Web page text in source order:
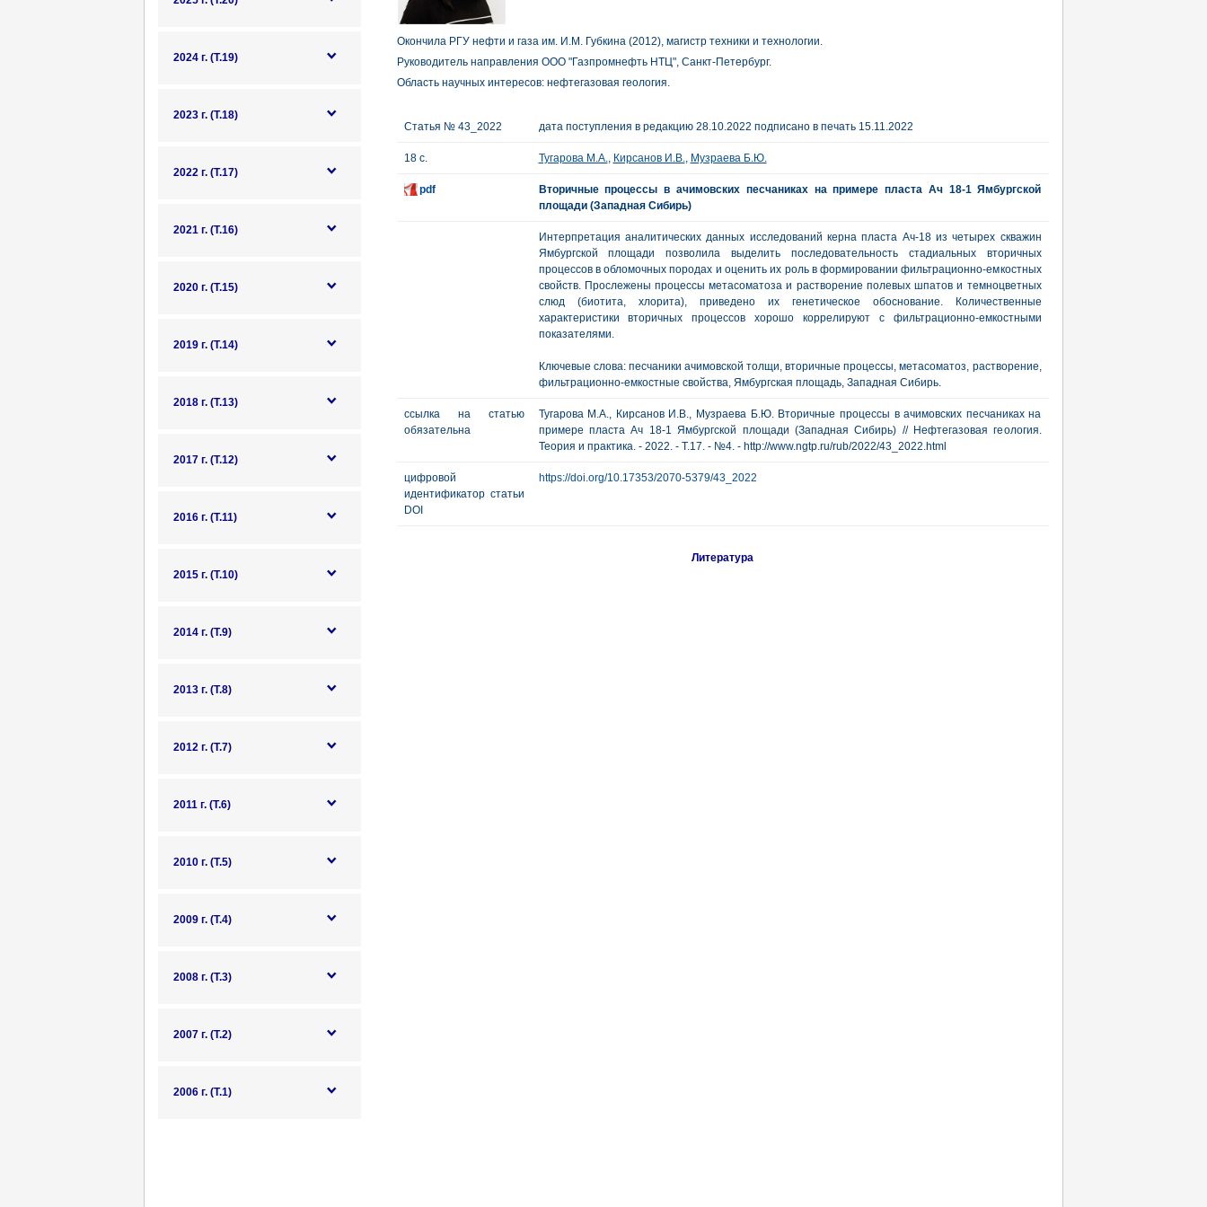
2024 г. (Т.19)
2023 г. (Т.18)
2022 г. (Т.17)
2021 г. (Т.16)
2020 г. (Т.15)
2019 г. (Т.14)
2018 г. (Т.13)
2017 г. (Т.12)
2016 г. (Т.11)
2015 г. (Т.10)
2014 г. (Т.9)
2013 г. (Т.8)
2012 г. (Т.7)
2011 г. (Т.6)
2010 г. (Т.5)
2009 г. (Т.4)
2008 г. (Т.3)
2007 г. (Т.2)
2006 г. (Т.1)
Окончила РГУ нефти и газа им. И.М. Губкина (2012), магистр техники и технологии.
Руководитель направления ООО "Газпромнефть НТЦ", Санкт-Петербург.
Область научных интересов: нефтегазовая геология.
Статья № 43_2022 дата поступления в редакцию 28.10.2022 подписано в печать 15.11.2022
18 с. Тугарова М.А., Кирсанов И.В., Музраева Б.Ю.
pdf
Вторичные процессы в ачимовских песчаниках на примере пласта Ач 18-1 Ямбургской
площади (Западная Сибирь)
Интерпретация аналитических данных исследований керна пласта Ач-18 из четырех скважин
Ямбургской площади позволила выделить последовательность стадиальных вторичных
процессов в обломочных породах и оценить их роль в формировании фильтрационно-емкостных
свойств. Прослежены процессы метасоматоза и растворение полевых шпатов и темноцветных
слюд (биотита, хлорита), приведено их генетическое обоснование. Количественные
характеристики вторичных процессов хорошо коррелируют с фильтрационно-емкостными
показателями.
Ключевые слова: песчаники ачимовской толщи, вторичные процессы, метасоматоз, растворение,
фильтрационно-емкостные свойства, Ямбургская площадь, Западная Сибирь.
ссылка на статью
обязательна
Тугарова М.А., Кирсанов И.В., Музраева Б.Ю. Вторичные процессы в ачимовских песчаниках на
примере пласта Ач 18-1 Ямбургской площади (Западная Сибирь) // Нефтегазовая геология.
Теория и практика. - 2022. - Т.17. - №4. - http://www.ngtp.ru/rub/2022/43_2022.html
цифровой
идентификатор статьи
DOI
https://doi.org/10.17353/2070-5379/43_2022
Литература